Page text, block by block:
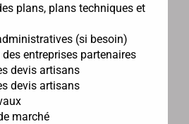
plans, plans techniques et
(si besoin)
entreprises partenaires
devis artisans
devis artisans
marché